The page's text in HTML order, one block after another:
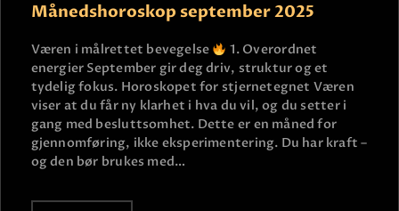
Månedshoroskop september 2025
Væren i målrettet bevegelse
1. Overordnet
energier September gir deg driv, struktur og et
tydelig fokus. Horoskopet for stjernetegnet Væren
viser at du får ny klarhet i hva du vil, og du setter i
gang med besluttsomhet. Dette er en måned for
gjennomføring, ikke eksperimentering. Du har kraft –
og den bør brukes med…